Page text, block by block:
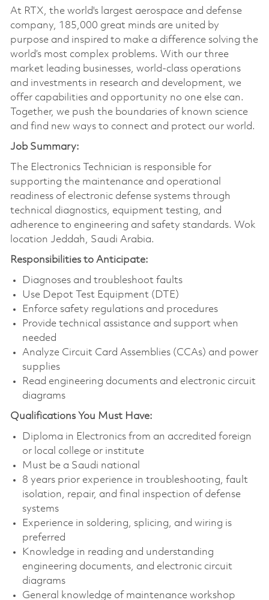
At RTX, the world's largest aerospace and defense
company, 185,000 great minds are united by
purpose and inspired to make a difference solving the
world’s most complex problems. With our three
market leading businesses, world-class operations
and investments in research and development, we
offer capabilities and opportunity no one else can.
Together, we push the boundaries of known science
and find new ways to connect and protect our world.
Job Summary:
The Electronics Technician is responsible for
supporting the maintenance and operational
readiness of electronic defense systems through
technical diagnostics, equipment testing, and
adherence to engineering and safety standards. Wok
location Jeddah, Saudi Arabia.
Responsibilities to Anticipate:
Diagnoses and troubleshoot faults
Use Depot Test Equipment (DTE)
Enforce safety regulations and procedures
Provide technical assistance and support when
needed
Analyze Circuit Card Assemblies (CCAs) and power
supplies
Read engineering documents and electronic circuit
diagrams
Qualifications You Must Have:
Diploma in Electronics from an accredited foreign
or local college or institute
Must be a Saudi national
8 years prior experience in troubleshooting, fault
isolation, repair, and final inspection of defense
systems
Experience in soldering, splicing, and wiring is
preferred
Knowledge in reading and understanding
engineering documents, and electronic circuit
diagrams
General knowledge of maintenance workshop